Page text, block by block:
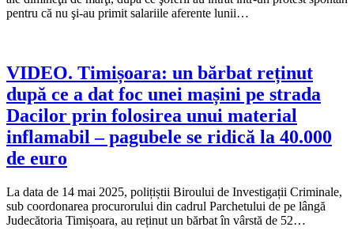
pentru că nu şi-au primit salariile aferente lunii…
VIDEO. Timișoara: un bărbat reținut
după ce a dat foc unei mașini pe strada
Dacilor prin folosirea unui material
inflamabil – pagubele se ridică la 40.000
de euro
La data de 14 mai 2025, polițiștii Biroului de Investigații Criminale,
sub coordonarea procurorului din cadrul Parchetului de pe lângă
Judecătoria Timișoara, au reținut un bărbat în vârstă de 52…